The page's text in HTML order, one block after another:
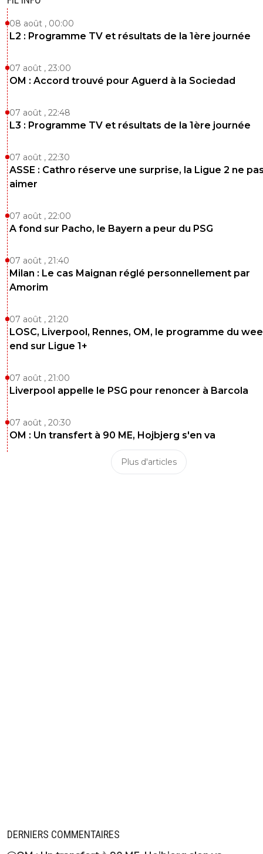
08 août , 00:00
L2 : Programme TV et résultats de la 1ère journée
07 août , 23:00
OM : Accord trouvé pour Aguerd à la Sociedad
07 août , 22:48
L3 : Programme TV et résultats de la 1ère journée
07 août , 22:30
ASSE : Cathro réserve une surprise, la Ligue 2 ne
aimer
07 août , 22:00
A fond sur Pacho, le Bayern a peur du PSG
07 août , 21:40
Milan : Le cas Maignan réglé personnellement par
Amorim
07 août , 21:20
LOSC, Liverpool, Rennes, OM, le programme du
end sur Ligue 1+
07 août , 21:00
Liverpool appelle le PSG pour renoncer à Barcola
07 août , 20:30
OM : Un transfert à 90 ME, Hojbjerg s'en va
Plus d'articles
DERNIERS COMMENTAIRES